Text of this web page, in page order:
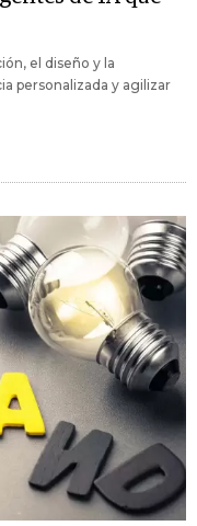
el diseño y la
personalizada y agilizar